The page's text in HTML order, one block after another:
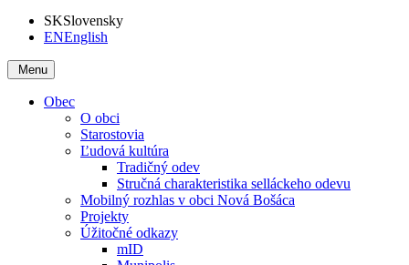
SKSlovensky
ENEnglish
Menu
Obec
O obci
Starostovia
Ľudová kultúra
Tradičný odev
Stručná charakteristika selláckeho odevu
Mobilný rozhlas v obci Nová Bošáca
Projekty
Úžitočné odkazy
mID